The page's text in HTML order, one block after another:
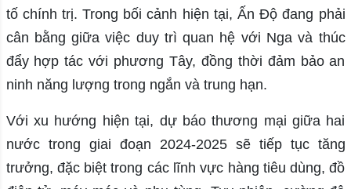
tố chính trị. Trong bối cảnh hiện tại, Ấn Độ đang phải
cân bằng giữa việc duy trì quan hệ với Nga và thúc
đẩy hợp tác với phương Tây, đồng thời đảm bảo an
ninh năng lượng trong ngắn và trung hạn.
Với xu hướng hiện tại, dự báo thương mại giữa hai
nước trong giai đoạn 2024-2025 sẽ tiếp tục tăng
trưởng, đặc biệt trong các lĩnh vực hàng tiêu dùng, đồ